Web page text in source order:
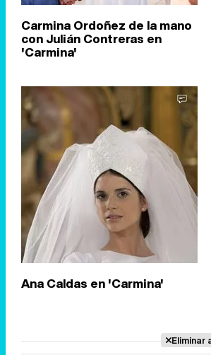
Carmina Ordoñez de la mano
con Julián Contreras en
'Carmina'
Ana Caldas en 'Carmina'
Eliminar